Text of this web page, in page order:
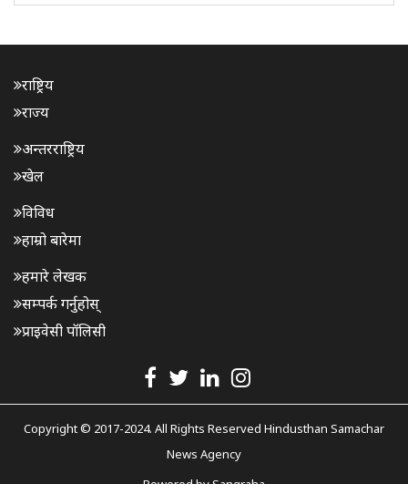
राष्ट्रिय
राज्य
अन्तरराष्ट्रिय
खेल
विविध
हाम्रो बारेमा
हमारे लेखक
सम्पर्क गर्नुहोस्
प्राइवेसी पॉलिसी
Copyright © 2017-2024. All Rights Reserved Hindusthan Samachar
News Agency